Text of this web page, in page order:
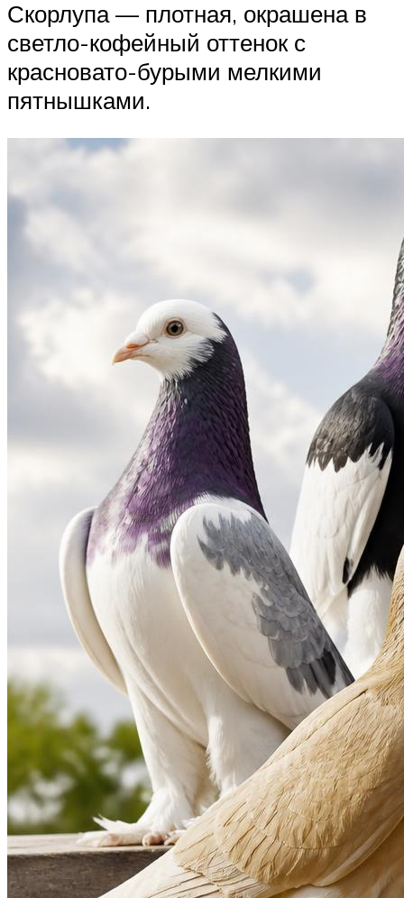
Скорлупа — плотная, окрашена в
светло-кофейный оттенок с
красновато-бурыми мелкими
пятнышками.